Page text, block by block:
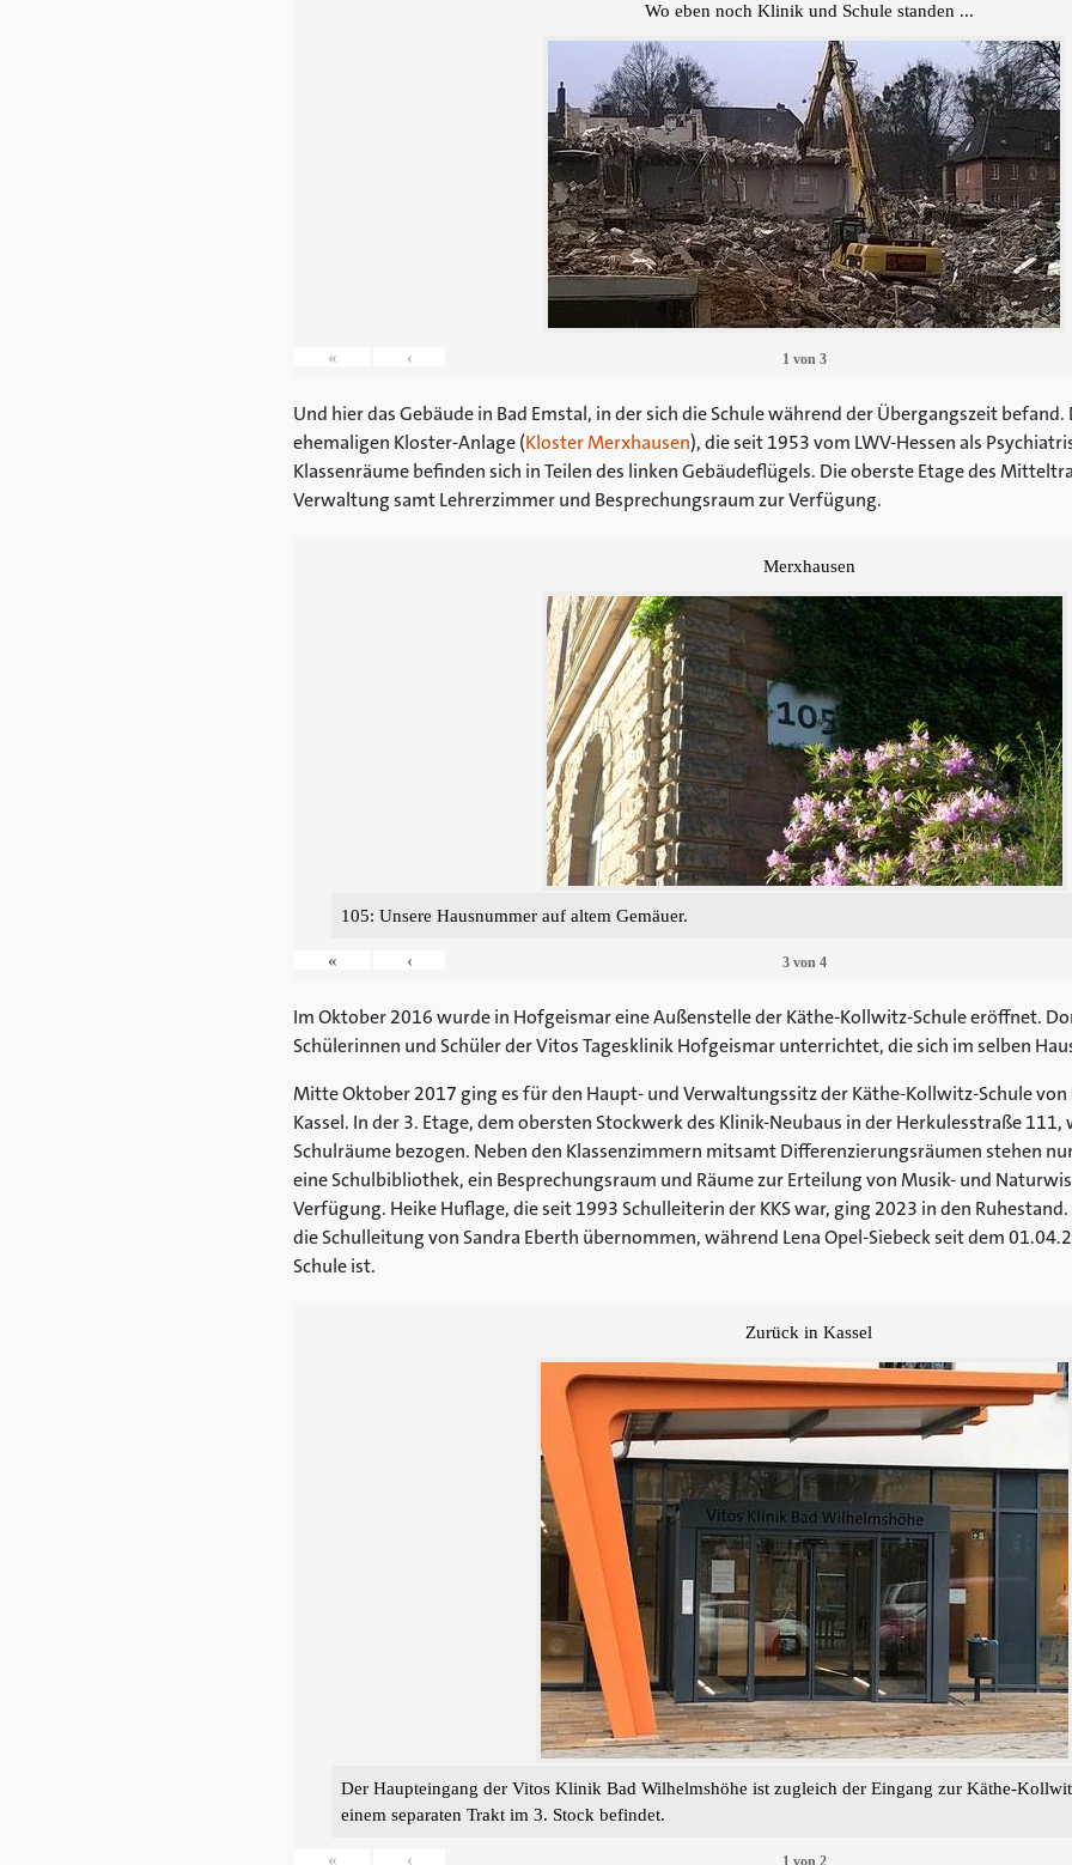
Wo eben noch Klinik und Schule standen ...
« ‹ 1von 3
Und hier das Gebäude in Bad Emstal, in der sich die Schule während der Übergangszeit befand.
ehemaligen Kloster-Anlage (Kloster Merxhausen), die seit 1953 vom LWV-Hessen als
Klassenräume befinden sich in Teilen des linken Gebäudeflügels. Die oberste Etage des
Verwaltung samt Lehrerzimmer und Besprechungsraum zur Verfügung.
Merxhausen
105: Unsere Hausnummer auf altem Gemäuer.
« ‹ 3von 4
Im Oktober 2016 wurde in Hofgeismar eine Außenstelle der Käthe-Kollwitz-Schule eröffnet.
Schülerinnen und Schüler der Vitos Tagesklinik Hofgeismar unterrichtet, die sich im selben
Mitte Oktober 2017 ging es für den Haupt- und Verwaltungssitz der Käthe-Kollwitz-Schule von
Kassel. In der 3. Etage, dem obersten Stockwerk des Klinik-Neubaus in der Herkulesstraße 111,
Schulräume bezogen. Neben den Klassenzimmern mitsamt Differenzierungsräumen stehen
eine Schulbibliothek, ein Besprechungsraum und Räume zur Erteilung von Musik- und
Verfügung. Heike Huflage, die seit 1993 Schulleiterin der KKS war, ging 2023 in den
die Schulleitung von Sandra Eberth übernommen, während Lena Opel-Siebeck seit dem
Schule ist.
Zurück in Kassel
Der Haupteingang der Vitos Klinik Bad Wilhelmshöhe ist zugleich der Eingang zur Käthe-
einem separaten Trakt im 3. Stock befindet.
« ‹